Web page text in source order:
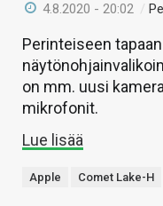
4.8.2020 - 20:02 /
Perinteiseen
on mm. uusi
mikrofonit.
Lue lisää
Apple Comet Lake-H